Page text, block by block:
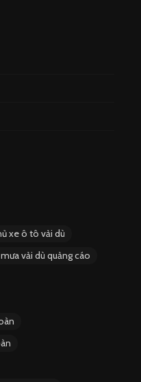
xe ô tô vải dù
vải dù quảng cáo